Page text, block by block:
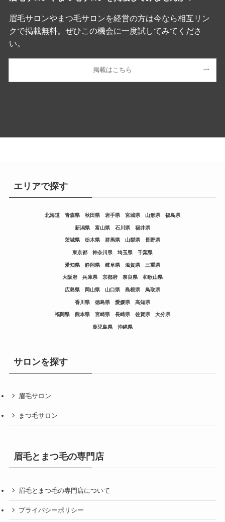
眉毛サロンやまつ毛サロンを経営の方は今なら相互リン
クで掲載無料。ぜひこの機会に一度試してみてくださ
い。
掲載はこちら
エリアで探す
北海道 青森県 秋田県 岩手県 宮城県 山形県 福島県
新潟県 富山県 石川県 福井県
茨城県 栃木県 群馬県 山梨県 長野県
東京都 神奈川県 埼玉県 千葉県
愛知県 静岡県 岐阜県 滋賀県 三重県
大阪府 兵庫県 京都府 奈良県 和歌山県
広島県 岡山県 山口県 島根県 鳥取県
香川県 徳島県 愛媛県 高知県
福岡県 熊本県 宮崎県 長崎県 佐賀県 大分県
鹿児島県 沖縄県
サロンを探す
眉毛サロン
まつ毛サロン
眉毛とまつ毛の専門店
眉毛とまつ毛の専門店について
プライバシーポリシー